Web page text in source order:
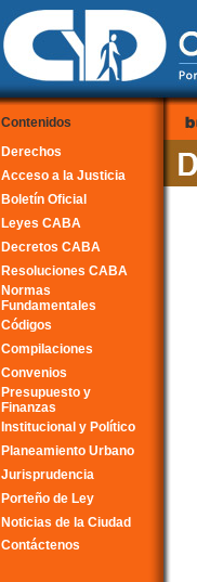
Contenidos
Derechos
Acceso a la Justicia
Boletín Oficial
Leyes CABA
Decretos CABA
Resoluciones CABA
Normas
Fundamentales
Códigos
Compilaciones
Convenios
Presupuesto y
Finanzas
Institucional y Político
Planeamiento Urbano
Jurisprudencia
Porteño de Ley
Noticias de la Ciudad
Contáctenos